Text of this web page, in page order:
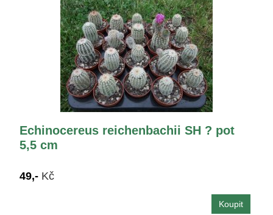
Echinocereus reichenbachii SH ? pot
5,5 cm
49,- Kč